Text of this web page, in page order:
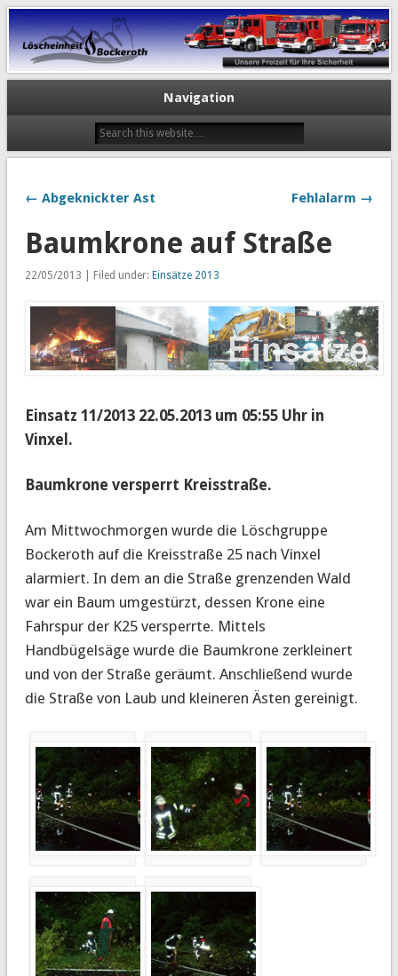
Navigation
← Abgeknickter Ast Fehlalarm →
Baumkrone auf Straße
22/05/2013 | Filed under: Einsätze 2013
Einsatz 11/2013 22.05.2013 um 05:55 Uhr in
Vinxel.
Baumkrone versperrt Kreisstraße.
Am Mittwochmorgen wurde die Löschgruppe
Bockeroth auf die Kreisstraße 25 nach Vinxel
alarmiert. In dem an die Straße grenzenden Wald
war ein Baum umgestürzt, dessen Krone eine
Fahrspur der K25 versperrte. Mittels
Handbügelsäge wurde die Baumkrone zerkleinert
und von der Straße geräumt. Anschließend wurde
die Straße von Laub und kleineren Ästen gereinigt.